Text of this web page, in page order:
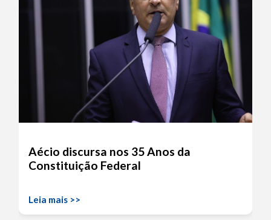
Aécio discursa nos 35 Anos da
Constituição Federal
Leia mais >>